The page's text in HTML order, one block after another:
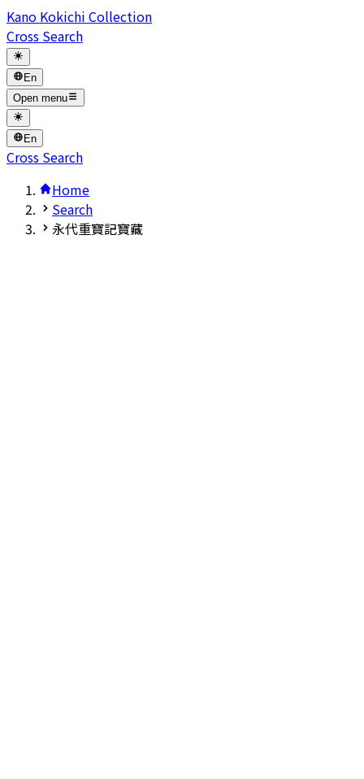
Kano Kokichi Collection
Cross Search
En
Open menu
En
Cross Search
Home
Search
永代重寶記寶藏